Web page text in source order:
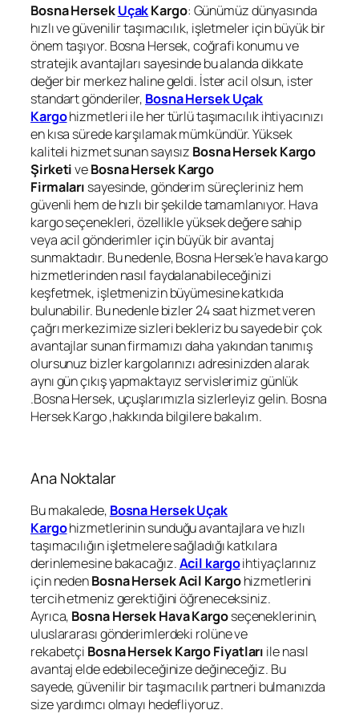
Bosna HersekUçakKargo: Günümüz dünyasında
hızlı ve güvenilir taşımacılık, işletmeler için büyük bir
önem taşıyor. Bosna Hersek, coğrafi konumu ve
stratejik avantajları sayesinde bu alanda dikkate
değer bir merkez haline geldi. İster acil olsun, ister
standart gönderiler, Bosna Hersek Uçak
Kargohizmetleri ile her türlü taşımacılık ihtiyacınızı
en kısa sürede karşılamak mümkündür. Yüksek
kaliteli hizmet sunan sayısız Bosna Hersek Kargo
ŞirketiveBosna Hersek Kargo
Firmaları sayesinde, gönderim süreçleriniz hem
güvenli hem de hızlı bir şekilde tamamlanıyor. Hava
kargo seçenekleri, özellikle yüksek değere sahip
veya acil gönderimler için büyük bir avantaj
sunmaktadır. Bu nedenle, Bosna Hersek’e hava kargo
hizmetlerinden nasıl faydalanabileceğinizi
keşfetmek, işletmenizin büyümesine katkıda
bulunabilir. Bu nedenle bizler 24 saat hizmet veren
çağrı merkezimize sizleri bekleriz bu sayede bir çok
avantajlar sunan firmamızı daha yakından tanımış
olursunuz bizler kargolarınızı adresinizden alarak
aynı gün çıkış yapmaktayız servislerimiz günlük
.Bosna Hersek, uçuşlarımızla sizlerleyiz gelin. Bosna
Hersek Kargo ,hakkında bilgilere bakalım.
Ana Noktalar
Bu makalede, Bosna Hersek Uçak
Kargohizmetlerinin sunduğu avantajlara ve hızlı
taşımacılığın işletmelere sağladığı katkılara
derinlemesine bakacağız.Acil kargoihtiyaçlarınız
için nedenBosna Hersek Acil Kargohizmetlerini
tercih etmeniz gerektiğini öğreneceksiniz.
Ayrıca, Bosna Hersek Hava Kargoseçeneklerinin,
uluslararası gönderimlerdeki rolüne ve
rekabetçi Bosna Hersek Kargo Fiyatları ile nasıl
avantaj elde edebileceğinize değineceğiz. Bu
sayede, güvenilir bir taşımacılık partneri bulmanızda
size yardımcı olmayı hedefliyoruz.